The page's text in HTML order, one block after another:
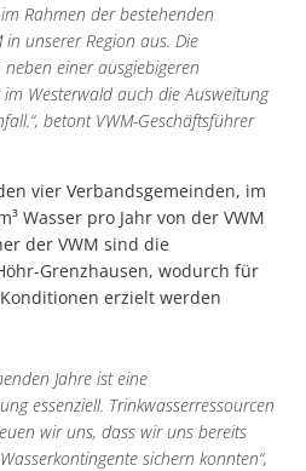
Rahmen der bestehenden
in unserer Region aus. Die
einer ausgiebigeren
Westerwald auch die Ausweitung
betont VWM-Geschäftsführer
vier Verbandsgemeinden, im
Wasser pro Jahr von der VWM
der VWM sind die
Grenzhausen, wodurch für
erzielt werden
Jahre ist eine
essenziell. Trinkwasserressourcen
wir uns, dass wir uns bereits
sichern konnten“,